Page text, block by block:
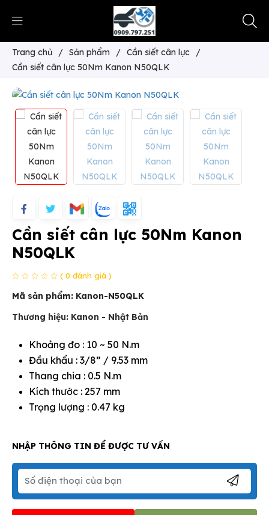
Trang chủ / Sản phẩm / Cần siết cân lực
/
Cần siết cân lực 50Nm Kanon N50QLK
Cần siết cân lực 50Nm Kanon
N50QLK
( 0 đánh giá )
Mã sản phẩm: Kanon-N50QLK
Thương hiệu: Kanon - Nhật Bản
Khoảng đo : 10 ~ 50 N.m
Đầu khẩu : 3/8” / 9.53 mm
Thang chia : 0.5 N.m
Kích thước : 257 mm
Trọng lượng : 0.47 kg
NHẬP THÔNG TIN ĐỂ ĐƯỢC TƯ VẤN